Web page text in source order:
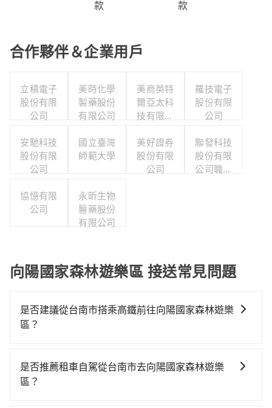
款 款
合作夥伴＆企業用戶
立積電子
股份有限
公司
美時化學
製藥股份
有限公司
美商英特
爾亞太科
技有限公
羅技電子
股份有限
公司
安馳科技
股份有限
公司
國立臺灣
師範大學
美好證券
股份有限
公司
聯發科技
股份有限
公司職工
協憶有限
公司
永昕生物
醫藥股份
有限公司
向陽國家森林遊樂區 接送常見問題
是否建議從台南市搭乘高鐵前往向陽國家森林遊樂
區？
鐵較貴、費時，且難叫計程車前往高鐵站！台南-左營雖
然一天最多時有74班車次，從最早07:16到23:48，過了
是否推薦租車自駕從台南市去向陽國家森林遊樂
區？